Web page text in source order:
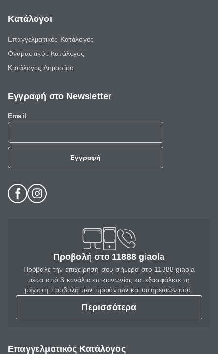
Κατάλογοι
Επαγγελματικός Κατάλογος
Ονομαστικός Κατάλογος
Κατάλογος Δημοσίου
Εγγραφή στο Newsletter
Email
Εγγραφή
Προβολή στο 11888 giaola
Πρόβαλε την επιχείρησή σου σήμερα στο 11888 giaola
μέσα από 3 κανάλια επικοινωνίας και εξασφάλισε τη
μέγιστη προβολή των προϊόντων και υπηρεσιών σου.
Περισσότερα
Επαγγελματικός Κατάλογος